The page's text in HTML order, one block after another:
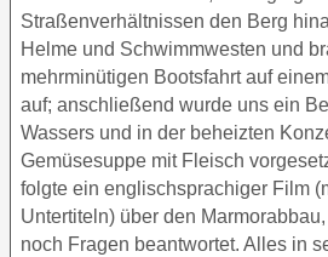
Straßenverhältnissen den Berg
Helme und Schwimmwesten und
mehrminütigen Bootsfahrt auf
auf; anschließend wurde uns ein
Wassers und in der beheizten
Gemüsesuppe mit Fleisch
folgte ein englischsprachiger Film
Untertiteln) über den
noch Fragen beantwortet. Alles in